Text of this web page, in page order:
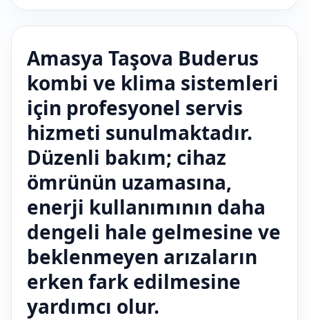
Amasya Taşova Buderus
kombi ve klima sistemleri
için profesyonel servis
hizmeti sunulmaktadır.
Düzenli bakım; cihaz
ömrünün uzamasına,
enerji kullanımının daha
dengeli hale gelmesine ve
beklenmeyen arızaların
erken fark edilmesine
yardımcı olur.